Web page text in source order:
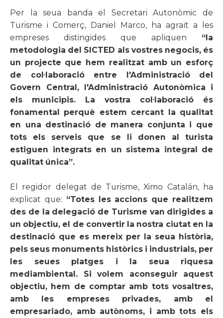
Per la seua banda el Secretari Autonòmic de
Turisme i Comerç, Daniel Marco, ha agraït a les
empreses distingides que apliquen “la
metodologia del SICTED als vostres negocis, és
un projecte que hem realitzat amb un esforç
de col·laboració entre l'Administració del
Govern Central, l'Administració Autonòmica i
els municipis. La vostra col·laboració és
fonamental perquè estem cercant la qualitat
en una destinació de manera conjunta i que
tots els serveis que se li donen al turista
estiguen integrats en un sistema integral de
qualitat única”.
El regidor delegat de Turisme, Ximo Catalán, ha
explicat que: “Totes les accions que realitzem
des de la delegació de Turisme van dirigides a
un objectiu, el de convertir la nostra ciutat en la
destinació que es mereix per la seua història,
pels seus monuments històrics i industrials, per
les seues platges i la seua riquesa
mediambiental. Si volem aconseguir aquest
objectiu, hem de comptar amb tots vosaltres,
amb les empreses privades, amb el
empresariado, amb autònoms, i amb tots els